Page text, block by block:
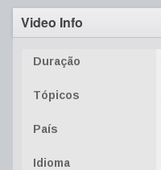
Video Info
Duração
Tópicos
País
Idioma